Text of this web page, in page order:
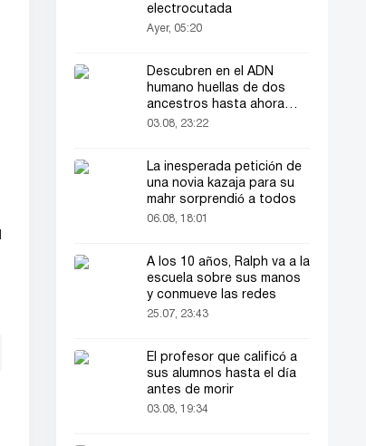
electrocutada
Ayer, 05:20
Descubren en el ADN
humano huellas de dos
ancestros hasta ahora
desconocidos
03.08, 23:22
La inesperada petición de
una novia kazaja para su
mahr sorprendió a todos
06.08, 18:01
A los 10 años, Ralph va a la
escuela sobre sus manos
y conmueve las redes
25.07, 23:43
El profesor que calificó a
sus alumnos hasta el día
antes de morir
03.08, 19:34